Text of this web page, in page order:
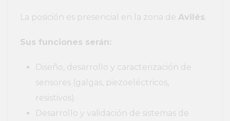
La posición es presencial en la zona de Avilés.
Sus funciones serán:
Diseño, desarrollo y caracterización de
sensores (galgas, piezoeléctricos,
resistivos).
Desarrollo y validación de sistemas de